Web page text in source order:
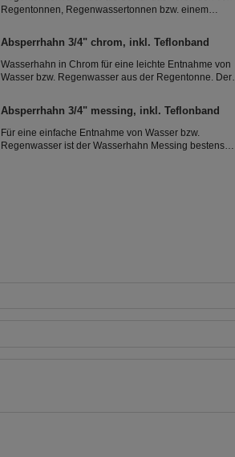
Regentonnen, Regenwassertonnen bzw. einem
25 mm
Absperrhahn 3/4" chrom, inkl. Teflonband
Wasserhahn in Chrom für eine leichte Entnahme von
Wasser bzw. Regenwasser aus der Regentonne. Der
Teflonband dichtete das Gewinde des Auslaufhahn ab.
Absperrhahn 3/4" messing, inkl. Teflonband
Für eine einfache Entnahme von Wasser bzw.
Regenwasser ist der Wasserhahn Messing bestens